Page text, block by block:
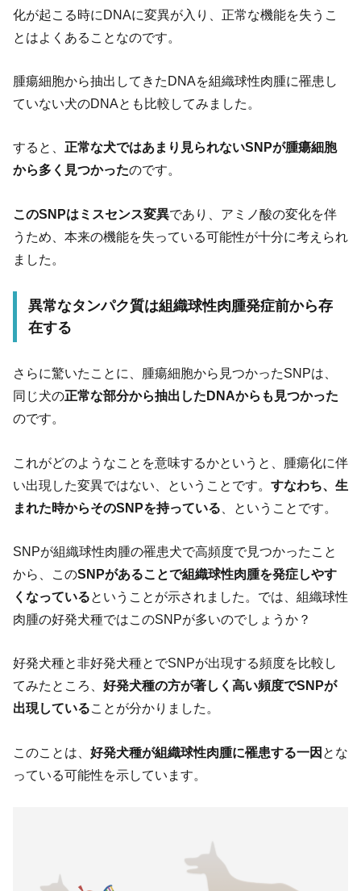
化が起こる時にDNAに変異が入り、正常な機能を失うこ
とはよくあることなのです。
腫瘍細胞から抽出してきたDNAを組織球性肉腫に罹患し
ていない犬のDNAとも比較してみました。
すると、 正常な犬ではあまり見られないSNPが腫瘍細胞
から多く見つかったのです。
このSNPはミスセンス変異であり、アミノ酸の変化を伴
うため、本来の機能を失っている可能性が十分に考えられ
ました。
異常なタンパク質は組織球性肉腫発症前から存
在する
さらに驚いたことに、腫瘍細胞から見つかったSNPは、
同じ犬の正常な部分から抽出したDNAからも見つかった
のです。
これがどのようなことを意味するかというと、腫瘍化に伴
い出現した変異ではない、ということです。 すなわち、生
まれた時からそのSNPを持っている 、ということです。
SNPが組織球性肉腫の罹患犬で高頻度で見つかったこと
から、このSNPがあることで組織球性肉腫を発症しやす
くなっているということが示されました。では、組織球性
肉腫の好発犬種ではこのSNPが多いのでしょうか？
好発犬種と非好発犬種とでSNPが出現する頻度を比較し
てみたところ、 好発犬種の方が著しく高い頻度でSNPが
出現していることが分かりました。
このことは、 好発犬種が組織球性肉腫に罹患する一因 とな
っている可能性を示しています。